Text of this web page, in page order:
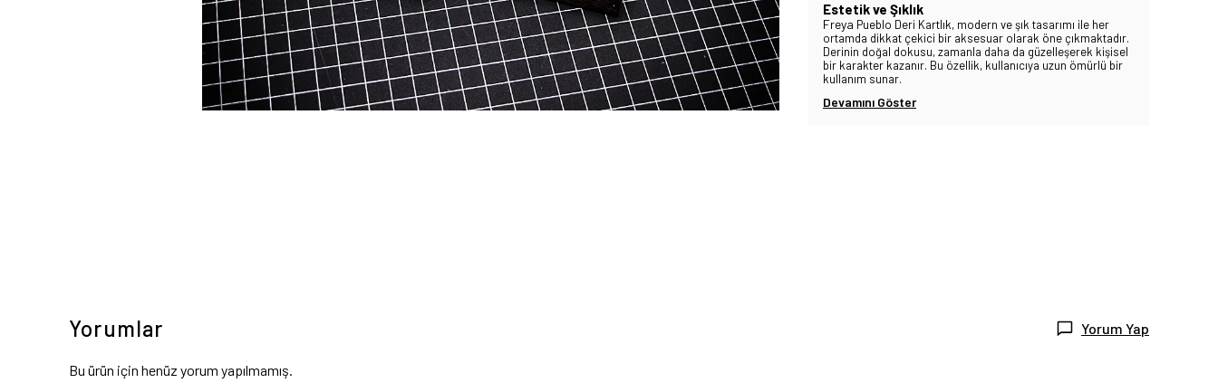
Estetik ve Şıklık
Freya Pueblo Deri Kartlık, modern ve şık tasarımı ile her
ortamda dikkat çekici bir aksesuar olarak öne çıkmaktadır.
Derinin doğal dokusu, zamanla daha da güzelleşerek kişisel
bir karakter kazanır. Bu özellik, kullanıcıya uzun ömürlü bir
kullanım sunar.
Devamını Göster
Yorumlar Yorum Yap
Bu ürün için henüz yorum yapılmamış.